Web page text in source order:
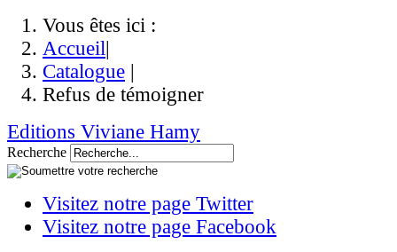
Vous êtes ici :
Accueil|
Catalogue |
Refus de témoigner
Editions Viviane Hamy
Recherche
Visitez notre page Twitter
Visitez notre page Facebook